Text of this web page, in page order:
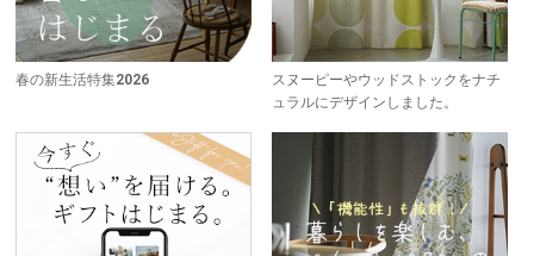
春の新生活特集2026
スヌーピーやウッドストックをナチ
ュラルにデザインしました。